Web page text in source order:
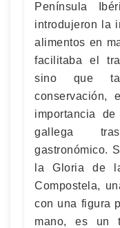
Península
introdujeron la
alimentos en
facilitaba el
sino que
conservación,
importancia
gallega
gastronómico.
la Gloria de
Compostela,
con una figura
mano, es un